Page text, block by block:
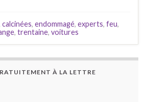
calcinées, endommagé, experts, feu,
, trentaine, voitures
À LA LETTRE